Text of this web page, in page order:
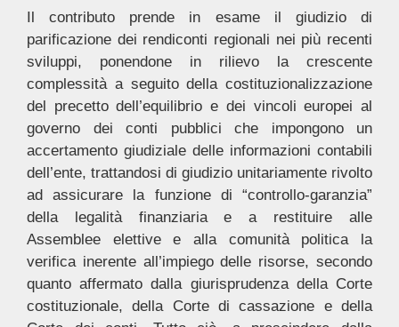
Il contributo prende in esame il giudizio di
parificazione dei rendiconti regionali nei più recenti
sviluppi, ponendone in rilievo la crescente
complessità a seguito della costituzionalizzazione
del precetto dell’equilibrio e dei vincoli europei al
governo dei conti pubblici che impongono un
accertamento giudiziale delle informazioni contabili
dell’ente, trattandosi di giudizio unitariamente rivolto
ad assicurare la funzione di “controllo-garanzia”
della legalità finanziaria e a restituire alle
Assemblee elettive e alla comunità politica la
verifica inerente all’impiego delle risorse, secondo
quanto affermato dalla giurisprudenza della Corte
costituzionale, della Corte di cassazione e della